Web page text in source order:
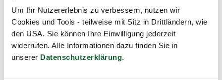
Um Ihr Nutzererlebnis zu verbessern, nutzen wir
Cookies und Tools - teilweise mit Sitz in Drittländern, wie
den USA. Sie können Ihre Einwilligung jederzeit
widerrufen. Alle Informationen dazu finden Sie in
unserer Datenschutzerklärung.
KostKamm
Strähnenkamm, Holz
Eignung : mittellanges bis langes, gewelltes od. lockiges Haar
Artikel-Nr.:k100b ,EAN:4033977010013 , Füllmenge:
breit, 16cm